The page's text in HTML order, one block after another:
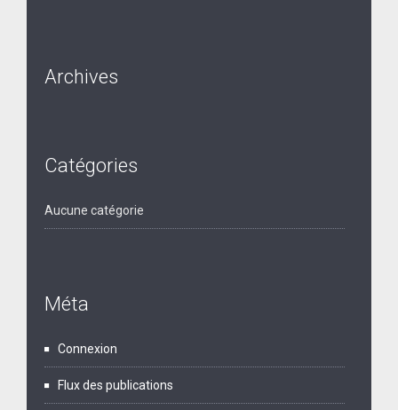
Archives
Catégories
Aucune catégorie
Méta
Connexion
Flux des publications